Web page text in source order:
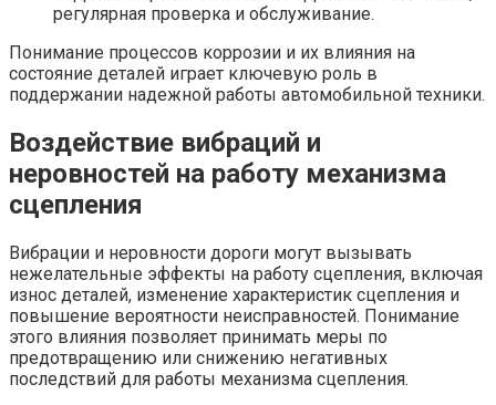
регулярная проверка и обслуживание.
Понимание процессов коррозии и их влияния на
состояние деталей играет ключевую роль в
поддержании надежной работы автомобильной техники.
Воздействие вибраций и
неровностей на работу механизма
сцепления
Вибрации и неровности дороги могут вызывать
нежелательные эффекты на работу сцепления, включая
износ деталей, изменение характеристик сцепления и
повышение вероятности неисправностей. Понимание
этого влияния позволяет принимать меры по
предотвращению или снижению негативных
последствий для работы механизма сцепления.